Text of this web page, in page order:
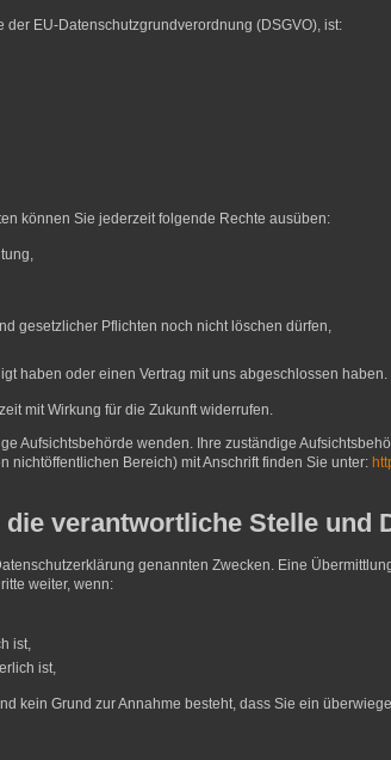
EU-Datenschutzgrundverordnung (DSGVO), ist:
können Sie jederzeit folgende Rechte ausüben:
gesetzlicher Pflichten noch nicht löschen dürfen,
haben oder einen Vertrag mit uns abgeschlossen haben.
mit Wirkung für die Zukunft widerrufen.
Aufsichtsbehörde wenden. Ihre zuständige
nichtöffentlichen Bereich) mit Anschrift finden Sie unter:
verantwortliche Stelle und
genannten Zwecken. Eine
weiter, wenn:
ist,
ist,
kein Grund zur Annahme besteht, dass Sie ein